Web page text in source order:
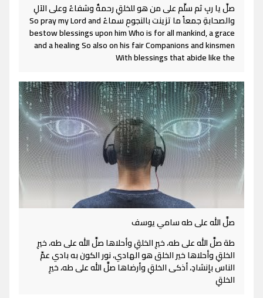
صلِّ يا ربِ ثم سلِّم على من هو للخلقِ رحمةٌ وشفاءُ وعلى الآلِ
والصحابةِ جمعاً ما تزينت بالنجومِ سماءُ So pray my Lord and
bestow blessings upon him Who is for all mankind, a grace
and a healing So also on his fair Companions and kinsmen
With blessings that abide like the
صلَّ الله على طه سامي يوسف
طة صلَّ الله على طه، خيرِ الخلقِ وأحلاها صلَّ الله على طه، خيرِ
الخلقِ وأحلاها خير الخلق هو الهادي، نور الكون به بادي عمِّ
الناس بإنشادِ، أذكى الخلقِ وأرضاها صلَّ الله على طه، خيرِ
الخلقِ